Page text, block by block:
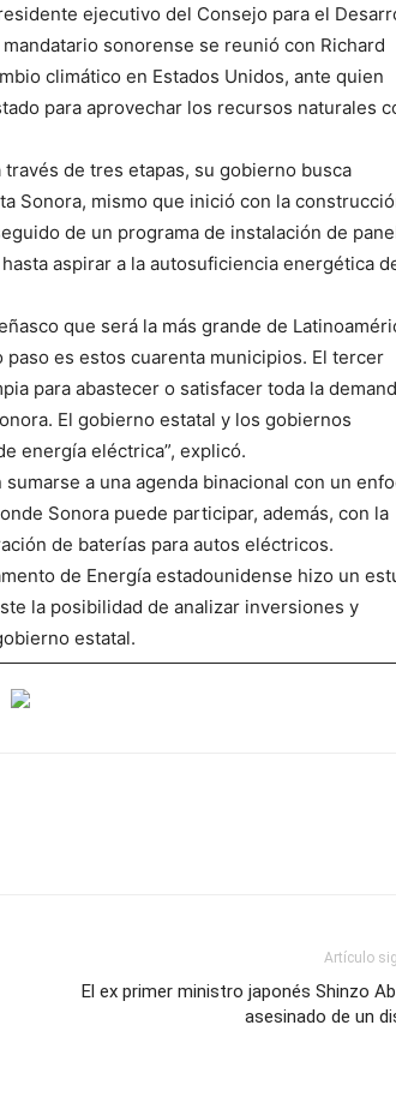
ejecutivo del Consejo para el
sonorense se reunió con Richard
climático en Estados Unidos, ante quien
para aprovechar los recursos naturales
de tres etapas, su gobierno busca
Sonora, mismo que inició con la
de un programa de instalación de
aspirar a la autosuficiencia energética
que será la más grande de
es estos cuarenta municipios. El tercer
para abastecer o satisfacer toda la
El gobierno estatal y los gobiernos
energía eléctrica”, explicó.
a una agenda binacional con un
Sonora puede participar, además, con la
de baterías para autos eléctricos.
de Energía estadounidense hizo un
la posibilidad de analizar inversiones y
estatal.
Artículo
El ex primer ministro japonés Shinzo
asesinado de un